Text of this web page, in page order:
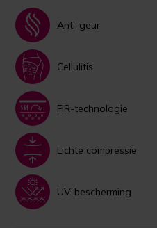
Anti-geur
Cellulitis
FIR-technologie
Lichte compressie
UV-bescherming